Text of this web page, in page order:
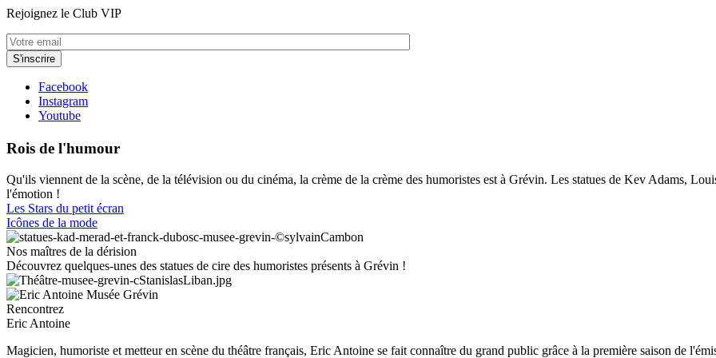
Rejoignez le Club VIP
Facebook
Instagram
Youtube
Rois de l'humour
Qu'ils viennent de la scène, de la télévision ou du cinéma, la crème de la crème des humoristes est à Grévin. Les statues de Kev Adams,
l'émotion !
Les Stars du petit écran
Icônes de la mode
Nos maîtres de la dérision
Découvrez quelques-unes des statues de cire des humoristes présents à Grévin !
Rencontrez
Eric Antoine
Magicien, humoriste et metteur en scène du théâtre français, Eric Antoine se fait connaître du grand public grâce à la première saison de